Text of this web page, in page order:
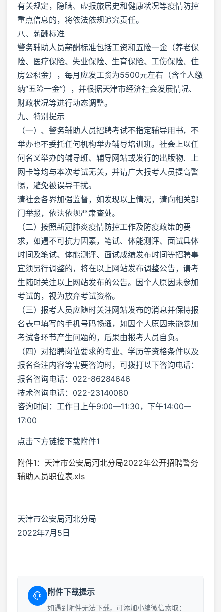
有关规定，隐瞒、虚报旅居史和健康状况等疫情防控
重点信息的，将依法依规追究责任。
八、薪酬标准
警务辅助人员薪酬标准包括工资和五险一金（养老保
险、医疗保险、失业保险、生育保险、工伤保险、住
房公积金），每月应发工资为5500元左右（含个人缴
纳“五险一金”），并根据天津市经济社会发展情况、
财政状况等进行动态调整。
九、特别提示
（一）、警务辅助人员招聘考试不指定辅导用书，不
举办也不委托任何机构举办辅导培训班。社会上以任
何名义举办的辅导班、辅导网站或发行的出版物、上
网卡等均与本次考试无关，并请广大报考人员提高警
惕，避免被误导干扰。
请社会各界加强监督，如发现以上情况，请向相关部
门举报，依法依规严肃查处。
（二）按照新冠肺炎疫情防控工作及防疫政策的要
求，如遇不可抗力因素，笔试、体能测评、面试具体
时间及笔试、体能测评、面试成绩发布时间等招聘事
宜须另行调整的，将在以上网站发布调整公告，请考
生随时关注以上网站发布的公告。因个人原因未参加
考试的，视为放弃考试资格。
（三）报考人员应随时关注网站发布的消息并保持报
名表中填写的手机号码畅通，如因个人原因未能参加
考试各环节产生问题的，后果由报考人员自负。
（四）对招聘岗位要求的专业、学历等资格条件以及
报名备注内容等需要咨询时，可拨打以下咨询电话：
报名咨询电话：022-86284646
技术咨询电话：022-23140080
咨询时间：工作日上午9:00—11:30，下午14:00—
17:00
点击下方链接下载附件1
附件1：天津市公安局河北分局2022年公开招聘警务
辅助人员职位表.xls
天津市公安局河北分局
2022年7月5日
附件下载提示
如遇到附件无法下载，可添加小编微信索取：